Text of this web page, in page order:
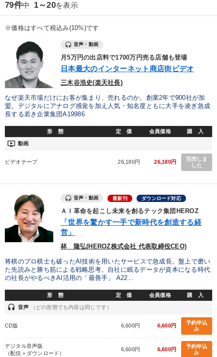
ます
カテゴリー
優秀各社の智恵と戦略 事業家のロマンと経営
若手異才経営者の発想 専門家のアドバイス
リーダーの器量を学ぶ
テーマ
【1月】音声・映像 成功哲学・人間学
歴史・古典に学ぶ実務講話
全国経営者セミナー収録〈売れ筋・人気〉音声＆動画20選
業種
製造業 卸売・小売・飲食業 建設・不動産業
IT・サービス・金融業 コンサルタント
キーワード
79件中 1～20を表示
※価格はすべて税込み(10%)です
音声・動画
月5万円の出店料で1700万円売る店舗も登場
日本最大のインターネット商店街ビデオ
三木谷浩史(楽天社長)
なぜ楽天市場だけにお客が集まり、売れるのか。創業2年で900社が加
盟。デジタルにアナログ感覚を加え人気・知名度ともに大手を凌ぎ急成
長する若き企業集団A19986
形 態 定 価 会員価格 購 入
ondemand_video 動画
ビデオテープ 26,180円 26,180円
完売しま
した
音声・動画 最新刊 ダウンロード対応
ＡＩ革命を起こし未来を創るテック集団HEROZ
「世界を驚かす一手で新時代を創造する経
営」
林 隆弘(HEROZ株式会社 代表取締役CEO)
将棋のプロ棋士も破ったAI技術を用いたサービスで急成長。盤上で磨い
た先読みと勝ち筋による戦略思考。自社に眠るデータが資本になる時代
の社長がやるべきAI活用の「最善手」 A22...
形 態 定 価 会員価格 購 入
headset 音声 （どの形態でも内容は同じです）
CD版 6,600円 6,600円
予約申込
み
デジタル音声版
（配信＋ダウンロード）
6,600円 6,600円
予約申込
み